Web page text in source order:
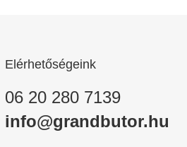
Elérhetőségeink
06 20 280 7139
info@grandbutor.hu